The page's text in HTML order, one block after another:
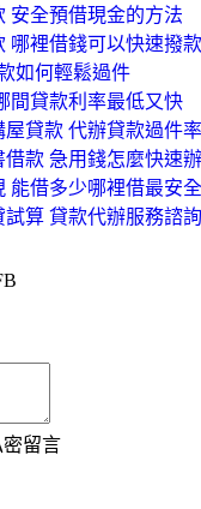
安全預借現金的方法
哪裡借錢可以快速撥
如何輕鬆過件
間貸款利率最低又快
屋貸款 代辦貸款過件
借款 急用錢怎麼快速
能借多少哪裡借最安全
算 貸款代辦服務諮
密留言